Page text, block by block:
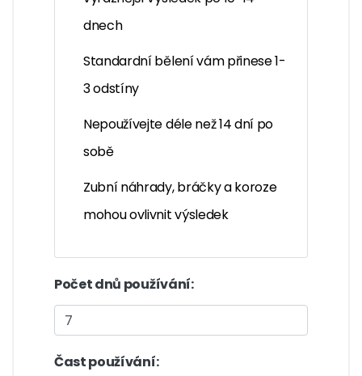
dnech
Standardní bělení vám přinese 1-
3 odstíny
Nepoužívejte déle než 14 dní po
sobě
Zubní náhrady, bráčky a koroze
mohou ovlivnit výsledek
Počet dnů používání:
Čast používání: